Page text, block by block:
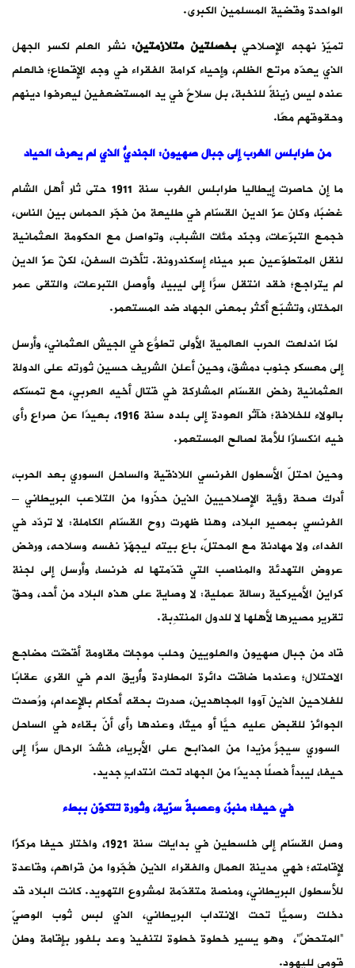
الواحدة وقضية المسلمين الكبرى.
تميّز نهجه الإصلاحيبخصلتين متلازمتين:نشر العلم لكسر الجهل
الذي يعدّه مرتع الظلم، وإحياء كرامة الفقراء في وجه الإقطاع؛ فالعلم
عنده ليس زينةً للنخبة، بل سلاحٌ في يد المستضعفين ليعرفوا دينهم
وحقوقهم معًا.
من طرابلس الغرب إلى جبال صهيون: الجنديُّ الذي لم يعرف الحياد
ما إن حاصرت إيطاليا طرابلس الغرب سنة 1911 حتى ثار أهل الشام
غضبًا، وكان عزّ الدين القسّام في طليعة من فجّر الحماس بين الناس،
فجمع التبرّعات، وجنّد مئات الشباب، وتواصل مع الحكومة العثمانية
لنقل المتطوّعين عبر ميناء إسكندرونة. تأخّرت السفن، لكنّ عزّ الدين
لم يتراجع؛ فقد انتقل سرًّا إلى ليبيا، وأوصل التبرعات، والتقى عمر
المختار، وتشبّع أكثر بمعنى الجهاد ضد المستعمر.
لمّا اندلعت الحرب العالمية الأولى تطوّع في الجيش العثماني، وأُرسل
إلى معسكر جنوب دمشق، وحين أعلن الشريف حسين ثورته على الدولة
العثمانية رفض القسّام المشاركة في قتال أخيه العربي، مع تمسّكه
بالولاء للخلافة؛ فآثر العودة إلى بلده سنة 1916، بعيدًا عن صراعٍ رأى
فيه انكسارًا للأمة لصالح المستعمر.
وحين احتلّ الأسطول الفرنسي اللاذقية والساحل السوري بعد الحرب،
أدرك صحة رؤية الإصلاحيين الذين حذّروا من التلاعب البريطاني –
الفرنسي بمصير البلاد، وهنا ظهرت روح القسّام الكاملة: لا تردّد في
الفداء، ولا مهادنة مع المحتلّ، باع بيته ليجهّز نفسه وسلاحه، ورفض
عروض التهدئة والمناصب التي قدّمتها له فرنسا، وأرسل إلى لجنة
كراين الأميركية رسالة عملية: لا وصاية على هذه البلاد من أحد، وحقّ
تقرير مصيرها لأهلها لا للدول المنتدِبة.
قاد من جبال صهيون والعلويين وحلب موجات مقاومة أقضّت مضاجع
الاحتلال؛ وعندما ضاقت دائرة المطاردة وأُريق الدم في القرى عقابًا
للفلاحين الذين آووا المجاهدين، صدرت بحقه أحكام بالإعدام، ورُصدت
الجوائز للقبض عليه حيًّا أو ميتًا، وعندها رأى أنّ بقاءه في الساحل
السوري سيجرّ مزيدًا من المذابح على الأبرياء، فشدّ الرحال سرًّا إلى
حيفا، ليبدأ فصلًا جديدًا من الجهاد تحت انتدابٍ جديد.
في حيفا: منبرٌ، وعصبةٌ سرّية، وثورة تتكوّن ببطء
وصل القسّام إلى فلسطين في بدايات سنة 1921، واختار حيفا مركزًا
لإقامته؛ فهي مدينة العمال والفقراء الذين هُجّروا من قراهم، وقاعدة
للأسطول البريطاني، ومنصة متقدّمة لمشروع التهويد. كانت البلاد قد
دخلت رسميًّا تحت الانتداب البريطاني، الذي لبس ثوب الوصيّ
“المتحضِّ”، وهو يسير خطوة خطوة لتنفيذ وعد بلفور بإقامة وطن
قومي لليهود.